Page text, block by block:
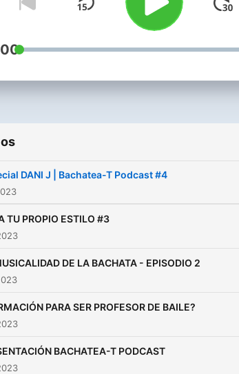
evolución,
ejercicios, clases,
MUCHO MÁS! ¿Estás
viene? ¡TE
TODAS LAS
DANI J | Bachatea-T Podcast #4
TU PROPIO ESTILO #3
DE LA BACHATA - EPISODIO 2
PARA SER PROFESOR DE BAILE?
BACHATEA-T PODCAST